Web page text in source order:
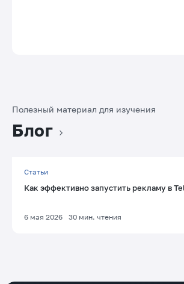
Полезный материал для изучения
Блог
Статьи
Как эффективно запустить рекламу в
6 мая 2026 30 мин. чтения